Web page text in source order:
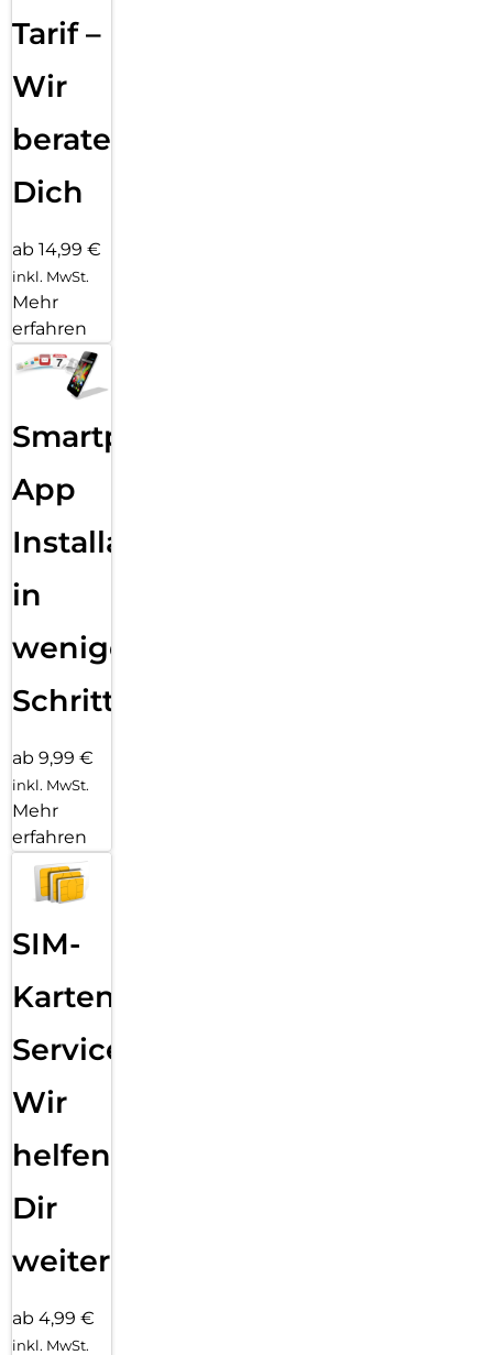
Tarif –
Wir
beraten
Dich
ab 14,99 €
inkl. MwSt.
Mehr
erfahren
Smartphone
App
Installation
in
wenigen
Schritten
ab 9,99 €
inkl. MwSt.
Mehr
erfahren
SIM-
Karten
Service:
Wir
helfen
Dir
weiter
ab 4,99 €
inkl. MwSt.